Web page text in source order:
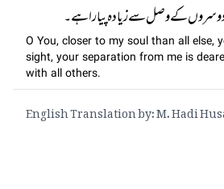
کے وصل سے زیادہ پیارا ہے۔
O You, closer to my soul than all else,
sight, your separation from me is
with all others.
English Translation by: M. Hadi